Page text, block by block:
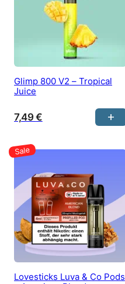
Glimp 800 V2 – Tropical
Juice
7,49€
Lovesticks Luva & Co Pods